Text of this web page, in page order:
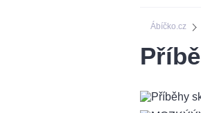
Ábíčko.cz